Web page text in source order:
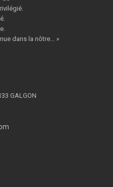
dans la nôtre… »
GALGON